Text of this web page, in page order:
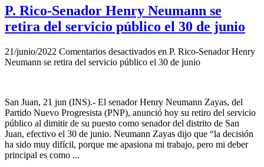
P. Rico-Senador Henry Neumann se
retira del servicio público el 30 de junio
21/junio/2022 Comentarios desactivados en P. Rico-Senador Henry
Neumann se retira del servicio público el 30 de junio
San Juan, 21 jun (INS).- El senador Henry Neumann Zayas, del
Partido Nuevo Progresista (PNP), anunció hoy su retiro del servicio
público al dimitir de su puesto como senador del distrito de San
Juan, efectivo el 30 de junio. Neumann Zayas dijo que “la decisión
ha sido muy difícil, porque me apasiona mi trabajo, pero mi deber
principal es como ...